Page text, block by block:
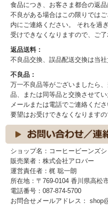
食品につき、お客さま都合の返
不良がある場合はこの限りでは
内にご連絡ください。 それを過
受けできなくなりますので、ご了
返品送料：
不良品交換、誤品配送交換は当
不良品：
万一不良品等がございましたら
品、または同等品と交換させて
メールまたは電話でご連絡くだ
要望はお受けできなくなりますの
ショップ名：コーヒービーンズ
販売業者：株式会社アロバー
運営責任者：梶 聡一朗
所在地：〒769-0104 香川県高松
電話番号：087-874-5700
お問合せメールアドレス：